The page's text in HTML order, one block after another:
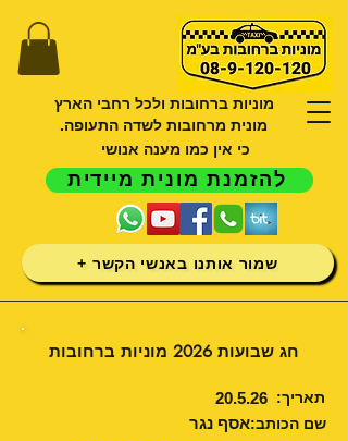
מוניות ברחובות ולכל רחבי הארץ
מונית מרחובות לשדה התעופה.
כי אין כמו מענה אנושי
להזמנת מונית מיידית
שמור אותנו באנשי הקשר +
חג שבועות 2026 מוניות ברחובות
תאריך: 20.5.26
שם הכותב:אסף נגר